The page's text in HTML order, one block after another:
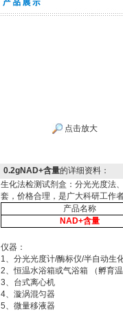
点击放大
0.2gNAD+含量的详细资料：
生化法检测试剂盒：分光光度法
套，价格合理，是广大科研工作
产品名称
NAD+含量
仪器：
1、分光光度计/酶标仪/半自动生
2、恒温水浴箱或气浴箱 （孵育
3、台式离心机
4、漩涡混匀器
5、微量移液器